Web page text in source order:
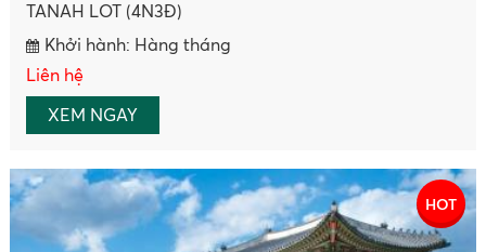
CUNG(5N4Đ)
Khởi hành: 01/01/1970
Liên hệ
ĐẶT NGAY
HOT